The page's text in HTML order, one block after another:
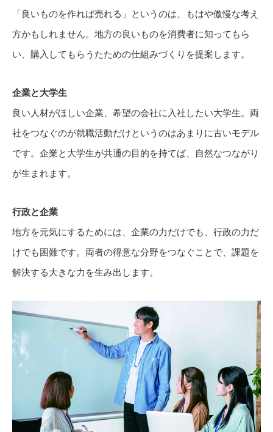
「良いものを作れば売れる」というのは、もはや傲慢な考え
方かもしれません。地方の良いものを消費者に知ってもら
い、購入してもらうたための仕組みづくりを提案します。
企業と大学生
良い人材がほしい企業、希望の会社に入社したい大学生。両
社をつなぐのが就職活動だけというのはあまりに古いモデル
です。企業と大学生が共通の目的を持てば、自然なつながり
が生まれます。
行政と企業
地方を元気にするためには、企業の力だけでも、行政の力だ
けでも困難です。両者の得意な分野をつなぐことで、課題を
解決する大きな力を生み出します。